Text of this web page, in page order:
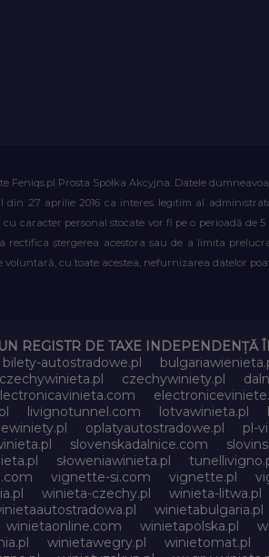
Feniqs.pl Prosta Spółka Akcyjna. Datele
27 aprilie 2016 ca interes legitim al
caracter personal stocate vor fi pe o perioadă
ștergerea acestora sau de a limita
cu toate acestea, nefurnizarea datelor
REGISTR DE TAXE INDEPENDENȚĂ
bilety-autostradowe.pl
czechywinieta.pl czechywiniety.pl
livignotunnel.com lotvawinieta.pl
oplatyautostradowe.pl pl-
slovenskadalnice.com
słoweniawinieta.pl
vignette-si.com vignette.pl
winieta-czechy.pl winieta-litwa.pl
winietabulgaria.pl
winietaonline.com winietapolska.pl
winietawegry.pl winietomat.pl